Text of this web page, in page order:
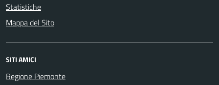
Statistiche
Mappa del Sito
SITI AMICI
Regione Piemonte